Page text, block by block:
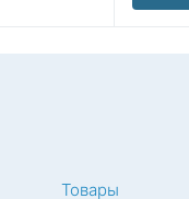
Товары